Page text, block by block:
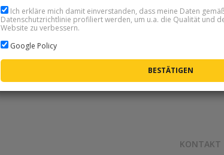
KONTAKT
Ich erkläre mich damit einverstanden, dass meine Daten
Datenschutzrichtlinie profiliert werden, um u.a. die Qualität und
Website zu verbessern.
Google Policy